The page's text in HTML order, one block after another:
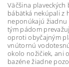
Väčšina
bábätká nekúpali z
neponúkajú
tým pádom
oproti obyčajným
vnútornú
okolo nožičiek, ani
bazéne žiadne